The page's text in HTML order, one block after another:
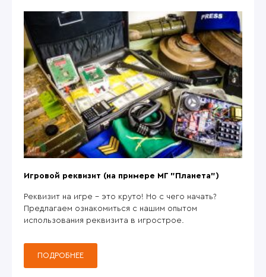
Игровой реквизит (на примере МГ "Планета")
Реквизит на игре - это круто! Но с чего начать?
Предлагаем ознакомиться с нашим опытом
использования реквизита в игрострое.
ПОДРОБНЕЕ